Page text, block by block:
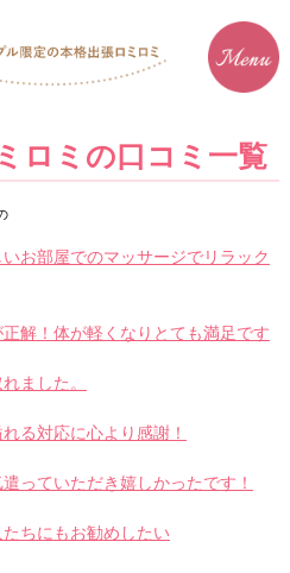
ロミの口コミ一覧
お部屋でのマッサージでリラック
解！体が軽くなりとても満足です
ました。
る対応に心より感謝！
っていただき嬉しかったです！
ちにもお勧めしたい